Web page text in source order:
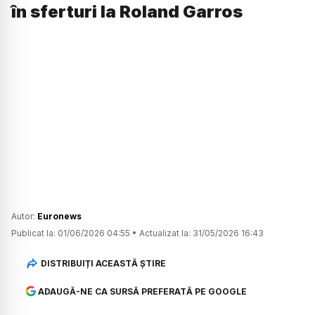
în sferturi la Roland Garros
Autor: Euronews
Publicat la: 01/06/2026 04:55 • Actualizat la: 31/05/2026 16:43
DISTRIBUIȚI ACEASTĂ ȘTIRE
ADAUGĂ-NE CA SURSĂ PREFERATĂ PE GOOGLE